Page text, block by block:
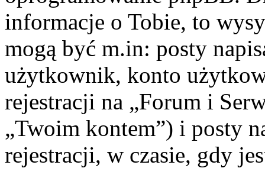
informacje o Tobie, to
mogą być m.in: posty
użytkownik, konto
rejestracji na „Forum i
„Twoim kontem”) i posty
rejestracji, w czasie, gdy